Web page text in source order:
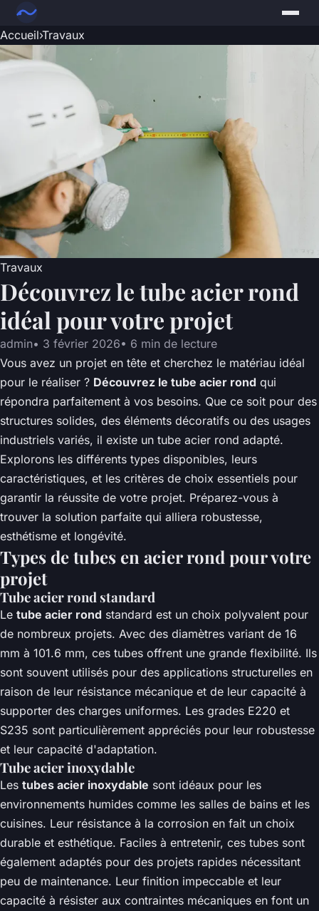
Accueil›Travaux
Travaux
Découvrez le tube acier rond
idéal pour votre projet
admin• 3 février 2026• 6 min de lecture
Vous avez un projet en tête et cherchez le matériau idéal
pour le réaliser ? Découvrez le tube acier rond qui
répondra parfaitement à vos besoins. Que ce soit pour des
structures solides, des éléments décoratifs ou des usages
industriels variés, il existe un tube acier rond adapté.
Explorons les différents types disponibles, leurs
caractéristiques, et les critères de choix essentiels pour
garantir la réussite de votre projet. Préparez-vous à
trouver la solution parfaite qui alliera robustesse,
esthétisme et longévité.
Types de tubes en acier rond pour votre
projet
Tube acier rond standard
Le tube acier rond standard est un choix polyvalent pour
de nombreux projets. Avec des diamètres variant de 16
mm à 101.6 mm, ces tubes offrent une grande flexibilité. Ils
sont souvent utilisés pour des applications structurelles en
raison de leur résistance mécanique et de leur capacité à
supporter des charges uniformes. Les grades E220 et
S235 sont particulièrement appréciés pour leur robustesse
et leur capacité d'adaptation.
Tube acier inoxydable
Les tubes acier inoxydable sont idéaux pour les
environnements humides comme les salles de bains et les
cuisines. Leur résistance à la corrosion en fait un choix
durable et esthétique. Faciles à entretenir, ces tubes sont
également adaptés pour des projets rapides nécessitant
peu de maintenance. Leur finition impeccable et leur
capacité à résister aux contraintes mécaniques en font un